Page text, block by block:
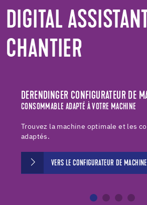
DIGITAL
CHANTIER
DERENDINGER CONFIGURATEUR DE
CONSOMMABLE ADAPTÉ À VOTRE MACHINE
Trouvez la machine optimale et les
adaptés.
VERS LE CONFIGURATEUR DE MACHINE